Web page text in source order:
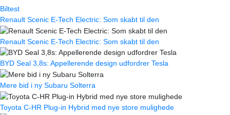
Biltest
Renault Scenic E-Tech Electric: Som skabt til den
Renault Scenic E-Tech Electric: Som skabt til den
BYD Seal 3,8s: Appellerende design udfordrer Tesla
Mere bid i ny Subaru Solterra
Toyota C-HR Plug-in Hybrid med nye store mulighede